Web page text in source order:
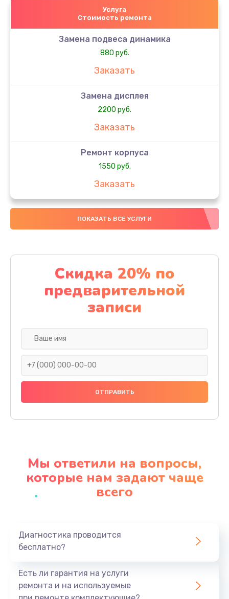
Услуга
Стоимость ремонта
Замена подвеса динамика
880 руб.
Заказать
Замена дисплея
2200 руб.
Заказать
Ремонт корпуса
1550 руб.
Заказать
Настройка
650 руб.
Ремонт кнопки
1200 руб.
Заказать
Замена динамика
880 руб.
Заказать
Ремонт блока питания
Заказать
ПОКАЗАТЬ ВСЕ УСЛУГИ
Скидка 20% по
предварительной
записи
Мы ответили на вопросы,
которые нам задают чаще
всего
Диагностика проводится
бесплатно?
Есть ли гарантия на услуги
ремонта и на используемые